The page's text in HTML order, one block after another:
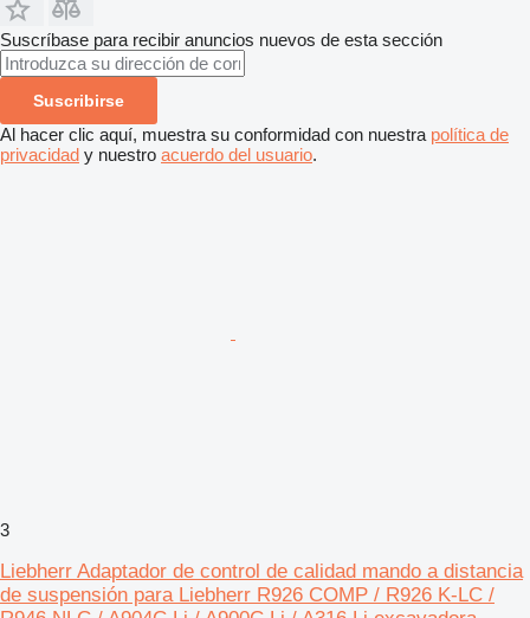
Suscríbase para recibir anuncios nuevos de esta sección
Suscribirse
Al hacer clic aquí, muestra su conformidad con nuestra política de
privacidad y nuestro acuerdo del usuario.
3
Liebherr Adaptador de control de calidad mando a distancia
de suspensión para Liebherr R926 COMP / R926 K-LC /